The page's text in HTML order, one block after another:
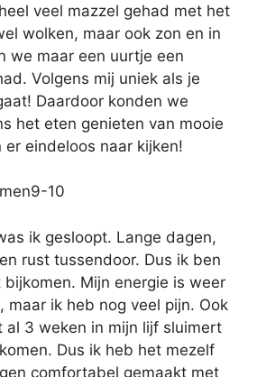
veel mazzel gehad met het
wolken, maar ook zon en in
we maar een uurtje een
Volgens mij uniek als je
Daardoor konden we
het eten genieten van mooie
er eindeloos naar kijken!
ik gesloopt. Lange dagen,
rust tussendoor. Dus ik ben
Mijn energie is weer
maar ik heb nog veel pijn. Ook
al 3 weken in mijn lijf sluimert
Dus ik heb het mezelf
comfortabel gemaakt met